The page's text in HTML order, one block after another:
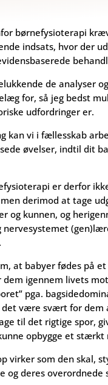
børnefysioterapi
indsats, hvor der
de analyser
for, så jeg bedst
udfordringer er.
kan vi i fællesskab
øvelser, indtil dit
er derfor
derimod at tage
og kunnen, og
nervesystemet
at babyer fødes på
igennem livets
pga.
være svært for dem
til det rigtige spor,
opbygge et stærkt
virker som den skal,
og deres